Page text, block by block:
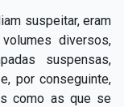
suspeitar, eram
diversos,
suspensas,
por conseguinte,
como as que se